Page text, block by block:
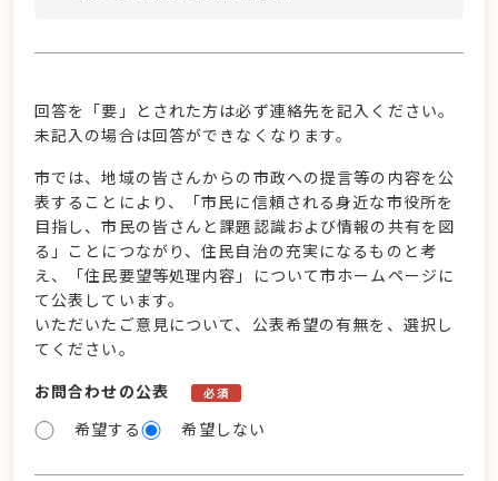
回答を「要」とされた方は必ず連絡先を記入ください。
未記入の場合は回答ができなくなります。
市では、地域の皆さんからの市政への提言等の内容を公
表することにより、「市民に信頼される身近な市役所を
目指し、市民の皆さんと課題認識および情報の共有を図
る」ことにつながり、住民自治の充実になるものと考
え、「住民要望等処理内容」について市ホームページに
て公表しています。
いただいたご意見について、公表希望の有無を、選択し
てください。
お問合わせの公表
必須
希望する 希望しない